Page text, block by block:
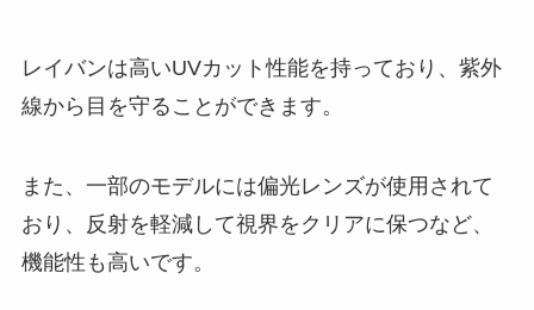
レイバンは高いUVカット性能を持っており、紫外
線から目を守ることができます。
また、一部のモデルには偏光レンズが使用されて
おり、反射を軽減して視界をクリアに保つなど、
機能性も高いです。